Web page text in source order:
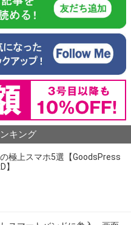
キング
の極上スマホ5選【GoodsPress
】